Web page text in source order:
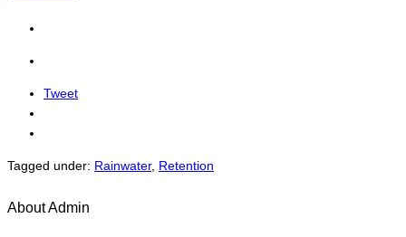
Tweet
Tagged under: Rainwater, Retention
AboutAdmin